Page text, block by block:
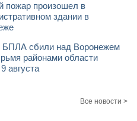
пожар произошел в
здании в
БПЛА сбили над Воронежем
районами области
августа
Все новости >